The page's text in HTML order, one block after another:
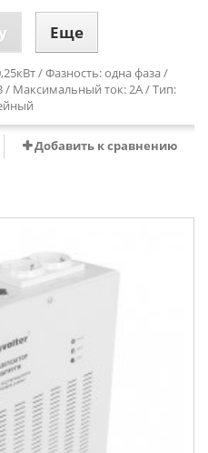
Еще
/ Фазность: одна фаза /
/ Максимальный ток: 2А / Тип:
Добавить к сравнению